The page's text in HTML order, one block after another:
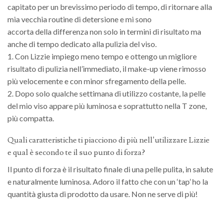
capitato per un brevissimo periodo di tempo, di ritornare alla
mia vecchia routine di detersione e mi sono
accorta della differenza non solo in termini di risultato ma
anche di tempo dedicato alla pulizia del viso.
1. Con Lizzie impiego meno tempo e ottengo un migliore
risultato di pulizia nell’immediato, il make-up viene rimosso
più velocemente e con minor sfregamento della pelle.
2. Dopo solo qualche settimana di utilizzo costante, la pelle
del mio viso appare più luminosa e soprattutto nella T zone,
più compatta.
Quali caratteristiche ti piacciono di più nell’utilizzare Lizzie
e qual è secondo te il suo punto di forza?
Il punto di forza è il risultato finale di una pelle pulita, in salute
e naturalmente luminosa. Adoro il fatto che con un ‘tap’ ho la
quantità giusta di prodotto da usare. Non ne serve di più!